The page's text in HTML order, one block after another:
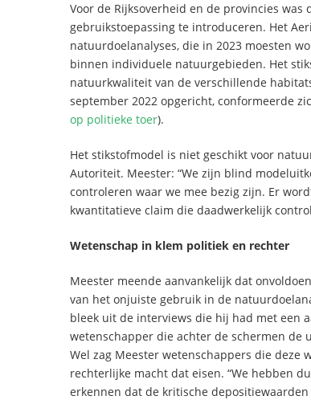
Voor de Rijksoverheid en de provincies
gebruikstoepassing te introduceren. Het
natuurdoelanalyses, die in 2023 moesten
binnen individuele natuurgebieden. Het
natuurkwaliteit van de verschillende
september 2022 opgericht, conformeerde
op politieke toer).
Het stikstofmodel is niet geschikt voor
Autoriteit. Meester: “We zijn blind
controleren waar we mee bezig zijn. Er
kwantitatieve claim die daadwerkelijk
Wetenschap in klem politiek en rechter
Meester meende aanvankelijk dat
van het onjuiste gebruik in de
bleek uit de interviews die hij had met een
wetenschapper die achter de schermen de
Wel zag Meester wetenschappers die
rechterlijke macht dat eisen. “We hebben
erkennen dat de kritische